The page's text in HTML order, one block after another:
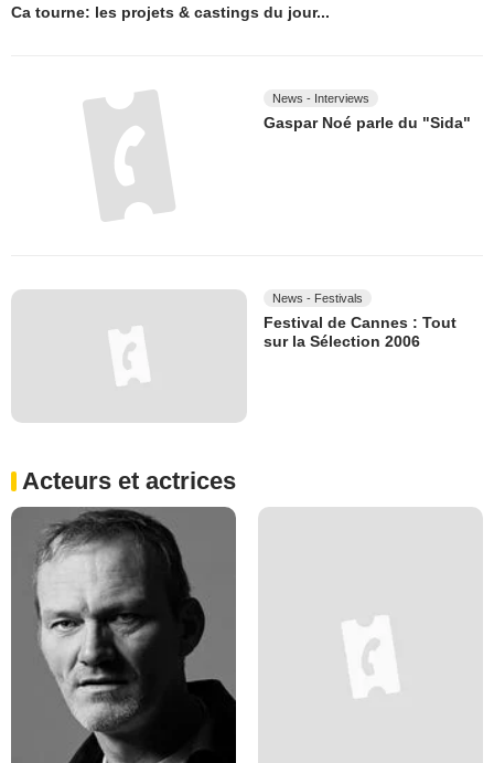
Ca tourne: les projets & castings du jour...
News - Interviews
Gaspar Noé parle du "Sida"
News - Festivals
Festival de Cannes : Tout
sur la Sélection 2006
Acteurs et actrices